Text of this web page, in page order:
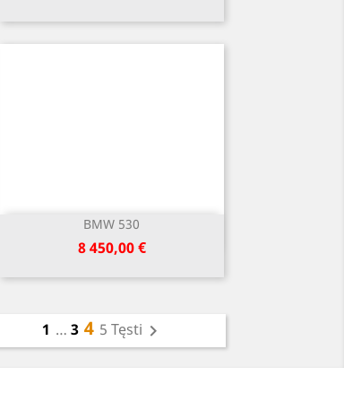
BMW 530
Kaina
8 450,00 €
Greita peržiūra
1 … 3 4 5 Tęsti 